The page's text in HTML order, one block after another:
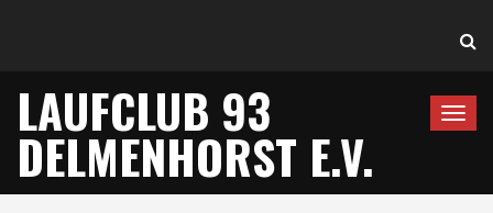
T
g
LAUFCLUB 93
DELMENHORST E.V.